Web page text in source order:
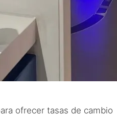
ofrecer tasas de cambio